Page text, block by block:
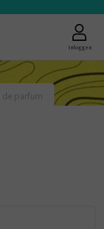
Inloggen